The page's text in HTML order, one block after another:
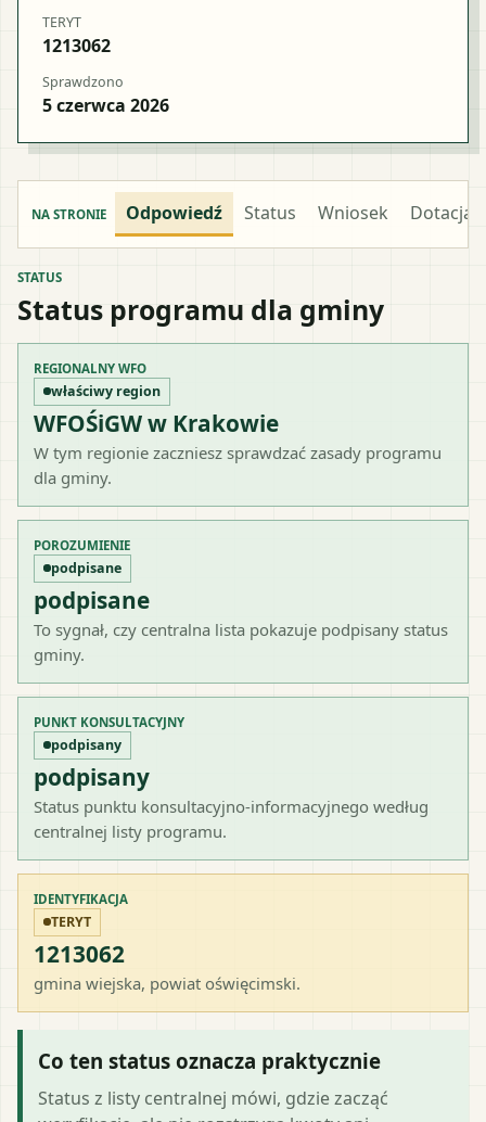
TERYT
1213062
Sprawdzono
5 czerwca 2026
NA STRONIE Odpowiedź Status Wniosek Dotacja
STATUS
Status programu dla gminy
REGIONALNY WFO
właściwy region
WFOŚiGW w Krakowie
W tym regionie zaczniesz sprawdzać zasady programu
dla gminy.
POROZUMIENIE
podpisane
podpisane
To sygnał, czy centralna lista pokazuje podpisany status
gminy.
PUNKT KONSULTACYJNY
podpisany
podpisany
Status punktu konsultacyjno-informacyjnego według
centralnej listy programu.
IDENTYFIKACJA
TERYT
1213062
gmina wiejska, powiat oświęcimski.
Co ten status oznacza praktycznie
Status z listy centralnej mówi, gdzie zacząć